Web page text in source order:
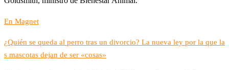
En Magnet
¿Quién se queda al perro tras un divorcio? La nueva ley por la que la
s mascotas dejan de ser «cosas»